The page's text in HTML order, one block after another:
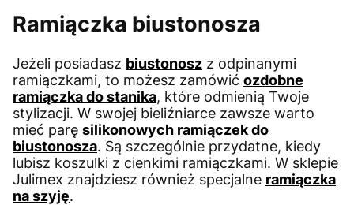
Ramiączka biustonosza
Jeżeli posiadasz biustonosz z odpinanymi
ramiączkami, to możesz zamówić ozdobne
ramiączka do stanika, które odmienią Twoje
stylizacji. W swojej bieliźniarce zawsze warto
mieć parę silikonowych ramiączek do
biustonosza. Są szczególnie przydatne, kiedy
lubisz koszulki z cienkimi ramiączkami. W sklepie
Julimex znajdziesz również specjalne ramiączka
na szyję.